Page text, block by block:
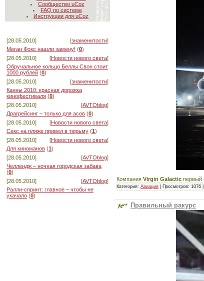
Сообщество uCoz
FAQ по системе
Инструкции для uCoz
[28.05.2010] [знаменитости]
Меган Фокс нашли замену! (0)
[28.05.2010]
[Новости нового света]
Обручальное кольцо Беллы Свон стоит
1000 рублей (0)
[28.05.2010]
[знаменитости]
Канны 2010: красная дорожка
кинофестиваля (0)
[28.05.2010]
[AVTOblog]
Драгрейсинг – только для асов (0)
[28.05.2010]
[Новости нового света]
Секс на пляже привел в тюрьму (1)
[28.05.2010]
[Новости нового света]
Для киноманов (1)
[28.05.2010]
[AVTOblog]
Челлендж – ночная городская забава
(0)
[28.05.2010]
[AVTOblog]
Ралли-спринт: главное – чтобы не
укачало (0)
Компания Virgin Galactic первый
Категория: Авиация Просмотров: 1076
Правильный ракурс